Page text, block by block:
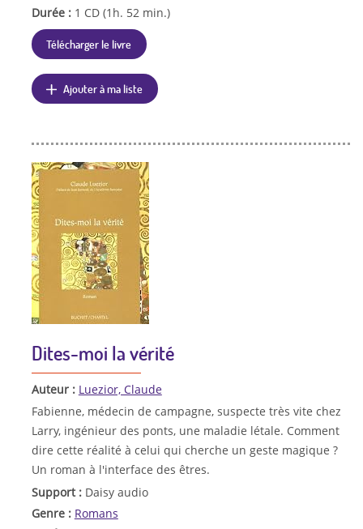
Durée : 1 CD (1h. 52 min.)
Télécharger le livre
Ajouter à ma liste
Dites-moi la vérité
Auteur : Luezior, Claude
Fabienne, médecin de campagne, suspecte très vite chez
Larry, ingénieur des ponts, une maladie létale. Comment
dire cette réalité à celui qui cherche un geste magique ?
Un roman à l'interface des êtres.
Support : Daisy audio
Genre : Romans